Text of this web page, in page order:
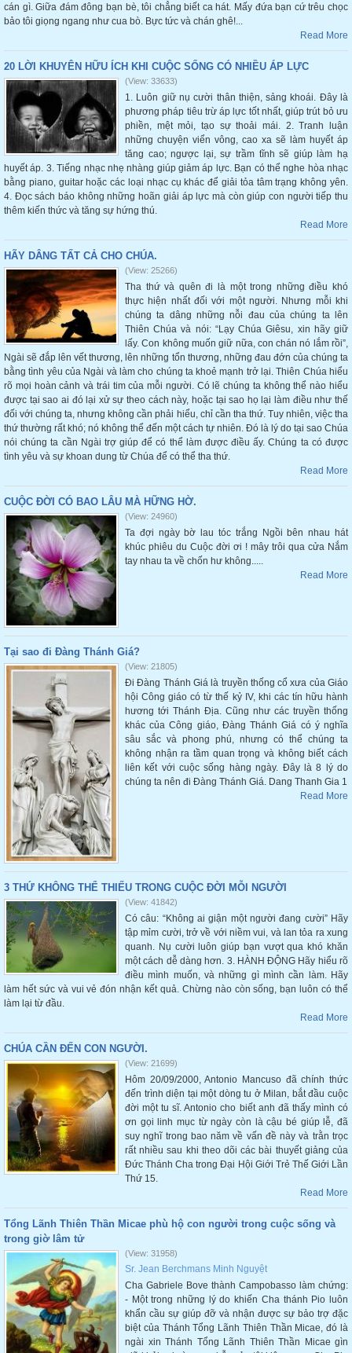
cán gì. Giữa đám đông bạn bè, tôi chẳng biết ca hát. Mấy đứa bạn cứ trêu chọc
bảo tôi giọng ngang như cua bò. Bực tức và chán ghê!...
Read More
20 LỜI KHUYÊN HỮU ÍCH KHI CUỘC SỐNG CÓ NHIỀU ÁP LỰC
(View: 33633)
1. Luôn giữ nụ cười thân thiện, sảng khoái. Đây là
phương pháp tiêu trừ áp lực tốt nhất, giúp trút bỏ ưu
phiền, mệt mỏi, tạo sự thoải mái. 2. Tranh luận
những chuyện viển vông, cao xa sẽ làm huyết áp
tăng cao; ngược lại, sự trầm tĩnh sẽ giúp làm hạ
huyết áp. 3. Tiếng nhạc nhẹ nhàng giúp giảm áp lực. Bạn có thể nghe hòa nhạc
bằng piano, guitar hoặc các loại nhạc cụ khác để giải tỏa tâm trạng không yên.
4. Đọc sách báo không những hoãn giải áp lực mà còn giúp con người tiếp thu
thêm kiến thức và tăng sự hứng thú.
Read More
HÃY DÂNG TẤT CẢ CHO CHÚA.
(View: 25266)
Tha thứ và quên đi là một trong những điều khó
thực hiện nhất đối với một người. Nhưng mỗi khi
chúng ta dâng những nỗi đau của chúng ta lên
Thiên Chúa và nói: “Lạy Chúa Giêsu, xin hãy giữ
lấy. Con không muốn giữ nữa, con chán nó lắm rồi”,
Ngài sẽ đắp lên vết thương, lên những tổn thương, những đau đớn của chúng ta
bằng tình yêu của Ngài và làm cho chúng ta khoẻ mạnh trở lại. Thiên Chúa hiểu
rõ mọi hoàn cảnh và trái tim của mỗi người. Có lẽ chúng ta không thể nào hiểu
được tại sao ai đó lại xử sự theo cách này, hoặc tại sao họ lại làm điều như thế
đối với chúng ta, nhưng không cần phải hiểu, chỉ cần tha thứ. Tuy nhiên, việc tha
thứ thường rất khó; nó không thể đến một cách tự nhiên. Đó là lý do tại sao Chúa
nói chúng ta cần Ngài trợ giúp để có thể làm được điều ấy. Chúng ta có được
tình yêu và sự khoan dung từ Chúa để có thể tha thứ.
Read More
CUỘC ĐỜI CÓ BAO LÂU MÀ HỮNG HỜ.
(View: 24960)
Ta đợi ngày bờ lau tóc trắng Ngồi bên nhau hát
khúc phiêu du Cuộc đời ơi ! mây trôi qua cửa Nắm
tay nhau ta về chốn hư không.....
Read More
Tại sao đi Đàng Thánh Giá?
(View: 21805)
Đi Đàng Thánh Giá là truyền thống cổ xưa của Giáo
hội Công giáo có từ thế kỷ IV, khi các tín hữu hành
hương tới Thánh Địa. Cũng như các truyền thống
khác của Công giáo, Đàng Thánh Giá có ý nghĩa
sâu sắc và phong phú, nhưng có thể chúng ta
không nhận ra tầm quan trọng và không biết cách
liên kết với cuộc sống hàng ngày. Đây là 8 lý do
chúng ta nên đi Đàng Thánh Giá. Dang Thanh Gia 1
Read More
3 THỨ KHÔNG THỂ THIẾU TRONG CUỘC ĐỜI MỖI NGƯỜI
(View: 41842)
Có câu: “Không ai giận một người đang cười” Hãy
tập mỉm cười, trở về với niềm vui, và lan tỏa ra xung
quanh. Nụ cười luôn giúp bạn vượt qua khó khăn
một cách dễ dàng hơn. 3. HÀNH ĐỘNG Hãy hiểu rõ
điều mình muốn, và những gì mình cần làm. Hãy
làm hết sức và vui vẻ đón nhận kết quả. Chừng nào còn sống, bạn luôn có thể
làm lại từ đầu.
Read More
CHÚA CẦN ĐẾN CON NGƯỜI.
(View: 21699)
Hôm 20/09/2000, Antonio Mancuso đã chính thức
đến trình diện tại một dòng tu ở Milan, bắt đầu cuộc
đời một tu sĩ. Antonio cho biết anh đã thấy mình có
ơn gọi linh mục từ ngày còn là cậu bé giúp lễ, đã
suy nghĩ trong bao năm về vấn đề này và trằn trọc
rất nhiều sau khi theo dõi các bài thuyết giảng của
Đức Thánh Cha trong Đại Hội Giới Trẻ Thế Giới Lần
Thứ 15.
Read More
Tổng Lãnh Thiên Thần Micae phù hộ con người trong cuộc sống và
trong giờ lâm tử
(View: 31958)
Sr. Jean Berchmans Minh Nguyệt
Cha Gabriele Bove thành Campobasso làm chứng:
- Một trong những lý do khiến Cha thánh Pio luôn
khẩn cầu sự giúp đỡ và nhận được sự bảo trợ đặc
biệt của Thánh Tổng Lãnh Thiên Thần Micae, đó là
ngài xin Thánh Tổng Lãnh Thiên Thần Micae gìn